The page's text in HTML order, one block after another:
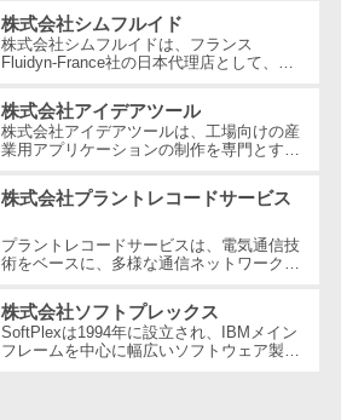
物流・流通向
け
テム
商圏分析ツー
テム
ステム
運送業務支援
たクリエイティブ制作を行っています。
独...
株式会社シムフルイド
株式会社シムフルイドは、フランス
Fluidyn-France社の日本代理店として、最
使した高精度な製品を提供しています。設
立...
株式会社アイデアツール
株式会社アイデアツールは、工場向けの産
業用アプリケーションの制作を専門とする
ズ・バッテリー工場など多岐にわた...
株式会社プラントレコードサービス
プラントレコードサービスは、電気通信技
術をベースに、多様な通信ネットワーク構
ウを提供している企業です。創業以...
株式会社ソフトプレックス
SoftPlexは1994年に設立され、IBMメイン
フレームを中心に幅広いソフトウェア製品